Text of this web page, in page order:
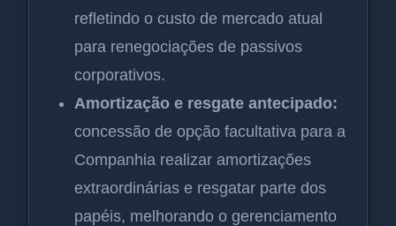
refletindo o custo de mercado atual
para renegociações de passivos
corporativos.
Amortização e resgate antecipado:
concessão de opção facultativa para a
Companhia realizar amortizações
extraordinárias e resgatar parte dos
papéis, melhorando o gerenciamento